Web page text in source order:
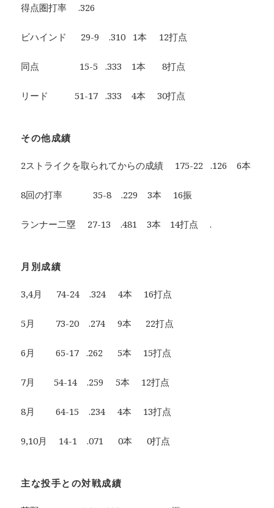
得点圏打率 .326
ビハインド 29-9 .310 1本 12打点
同点 15-5 .333 1本 8打点
リード 51-17 .333 4本 30打点
その他成績
2ストライクを取られてからの成績 175-22 .126 6本
8回の打率 35-8 .229 3本 16振
ランナー二塁 27-13 .481 3本 14打点 .
月別成績
3,4月 74-24 .324 4本 16打点
5月 73-20 .274 9本 22打点
6月 65-17 .262 5本 15打点
7月 54-14 .259 5本 12打点
8月 64-15 .234 4本 13打点
9,10月 14-1 .071 0本 0打点
主な投手との対戦成績